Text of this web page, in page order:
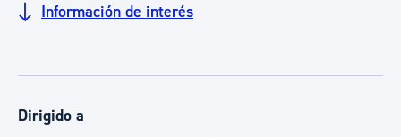
Información de interés
Dirigido a